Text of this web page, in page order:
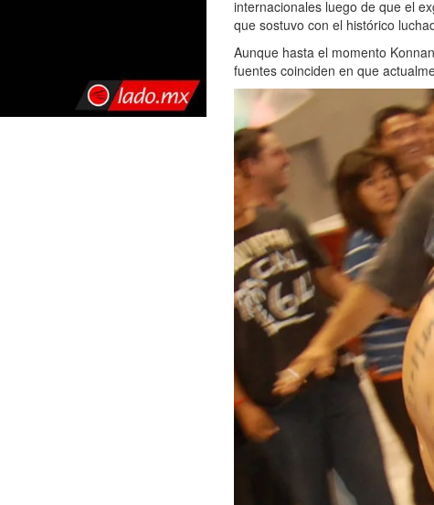
internacionales luego de que el
que sostuvo con el histórico
Aunque hasta el momento
fuentes coinciden en que